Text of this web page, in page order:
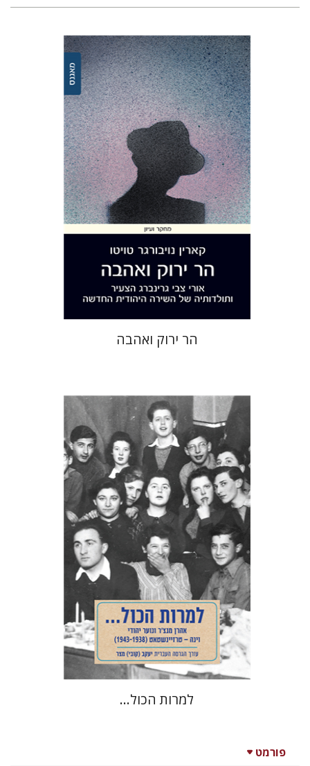
פורמט
קארין נויבורגר-טויטו
הנחת אתר ספר מודפס
$35
$32
הר ירוק ואהבה
יעקב (קובי) מצר
קארין נויבורגר-טויטו
יפתח
הלרמן-כרמל
הנחת אתר ספר מודפס
$28
$25
למרות הכול...